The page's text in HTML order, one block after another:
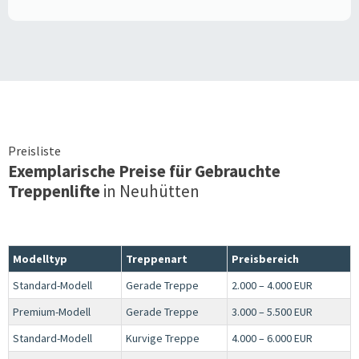
Preisliste
Exemplarische Preise für Gebrauchte
Treppenliftein Neuhütten
Modelltyp Treppenart
Preisbereich
Standard-Modell
Gerade Treppe
2.000 – 4.000 EUR
Premium-Modell
Gerade Treppe
3.000 – 5.500 EUR
Standard-Modell
Kurvige Treppe
4.000 – 6.000 EUR